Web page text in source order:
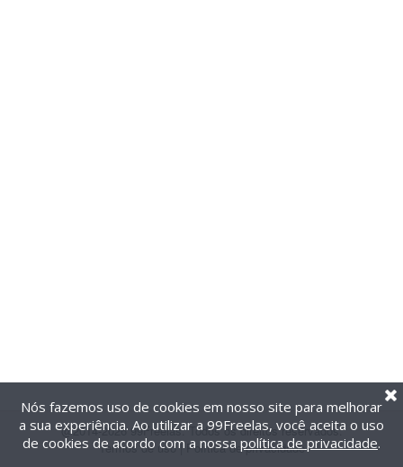
@2014-2026 99Freelas. Todos os direitos reservados.
Termos de uso| Política de privacidade
Nós fazemos uso de cookies em nosso site para melhorar
a sua experiência. Ao utilizar a 99Freelas, você aceita o uso
de cookies de acordo com a nossa política de privacidade.